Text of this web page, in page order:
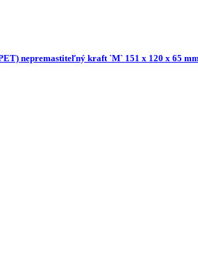
nepremastiteľný kraft `M` 151 x 120 x 65